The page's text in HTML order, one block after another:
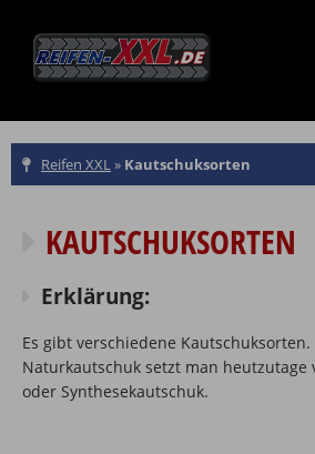
Reifen XXL» Kautschuksorten
KAUTSCHUKSORTEN
Erklärung:
Es gibt verschiedene Kautschuksorten.
Naturkautschuk setzt man heutzutage
oder Synthesekautschuk.